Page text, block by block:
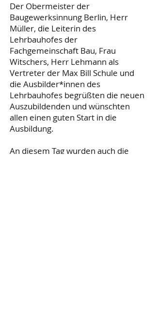
Der Obermeister der
Baugewerksinnung Berlin, Herr
Müller, die Leiterin des
Lehrbauhofes der
Fachgemeinschaft Bau, Frau
Witschers, Herr Lehmann als
Vertreter der Max Bill Schule und
die Ausbilder*innen des
Lehrbauhofes begrüßten die neuen
Auszubildenden und wünschten
allen einen guten Start in die
Ausbildung.
An diesem Tag wurden auch die